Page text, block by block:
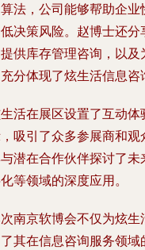
法，公司能够帮助企
决策风险。赵博士还
供库存管理咨询，以
分体现了炫生活信息咨
活在展区设置了互动
吸引了众多参展商和
潜在合作伙伴探讨了
等领域的深度应用。
南京软博会不仅为炫
其在信息咨询服务领